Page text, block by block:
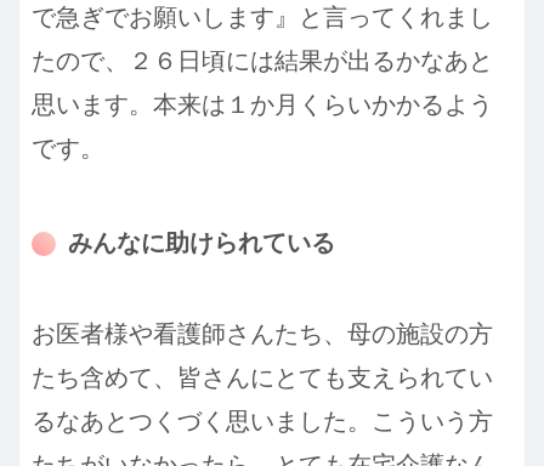
で急ぎでお願いします』と言ってくれまし
たので、２６日頃には結果が出るかなあと
思います。本来は１か月くらいかかるよう
です。
みんなに助けられている
お医者様や看護師さんたち、母の施設の方
たち含めて、皆さんにとても支えられてい
るなあとつくづく思いました。こういう方